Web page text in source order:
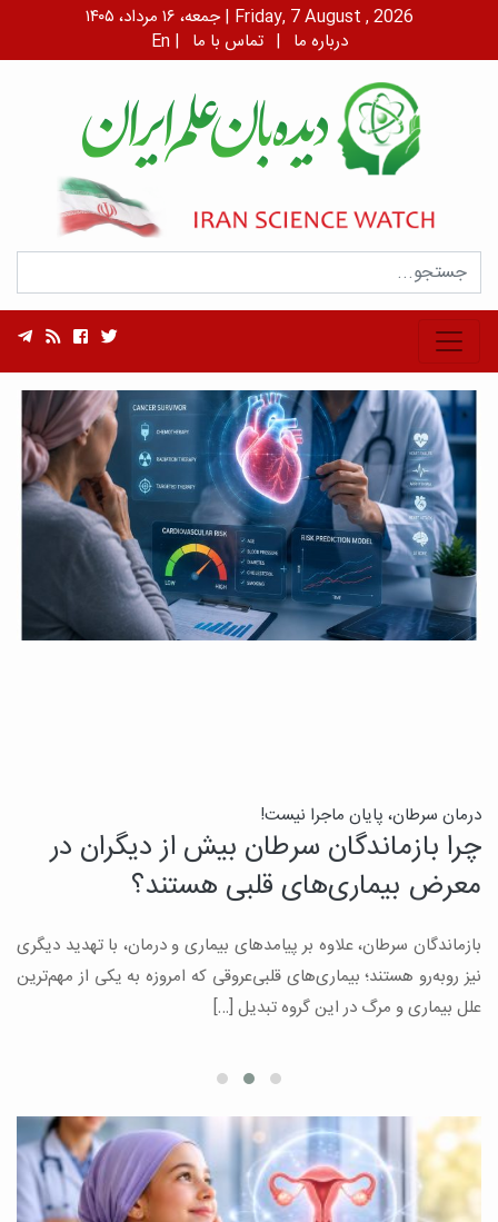
جمعه، ۱۶ مرداد، ۱۴۰۵ | Friday, 7 August , 2026
En | درباره ما | تماس با ما
درمان سرطان، پایان ماجرا نیست!
چرا بازماندگان سرطان بیش از دیگران در
معرض بیماری‌های قلبی هستند؟
بازماندگان سرطان، علاوه بر پیامدهای بیماری و درمان، با تهدید دیگری
نیز روبه‌رو هستند؛ بیماری‌های قلبی‌عروقی که امروزه به یکی از مهم‌ترین
علل بیماری و مرگ در این گروه تبدیل […]